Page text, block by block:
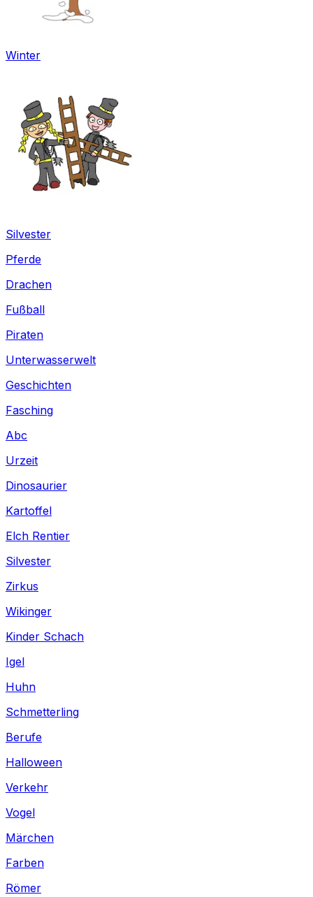
Winter
Silvester
Pferde
Drachen
Fußball
Piraten
Unterwasserwelt
Geschichten
Fasching
Abc
Urzeit
Dinosaurier
Kartoffel
Elch Rentier
Silvester
Zirkus
Wikinger
Kinder Schach
Igel
Huhn
Schmetterling
Berufe
Halloween
Verkehr
Vogel
Märchen
Farben
Römer